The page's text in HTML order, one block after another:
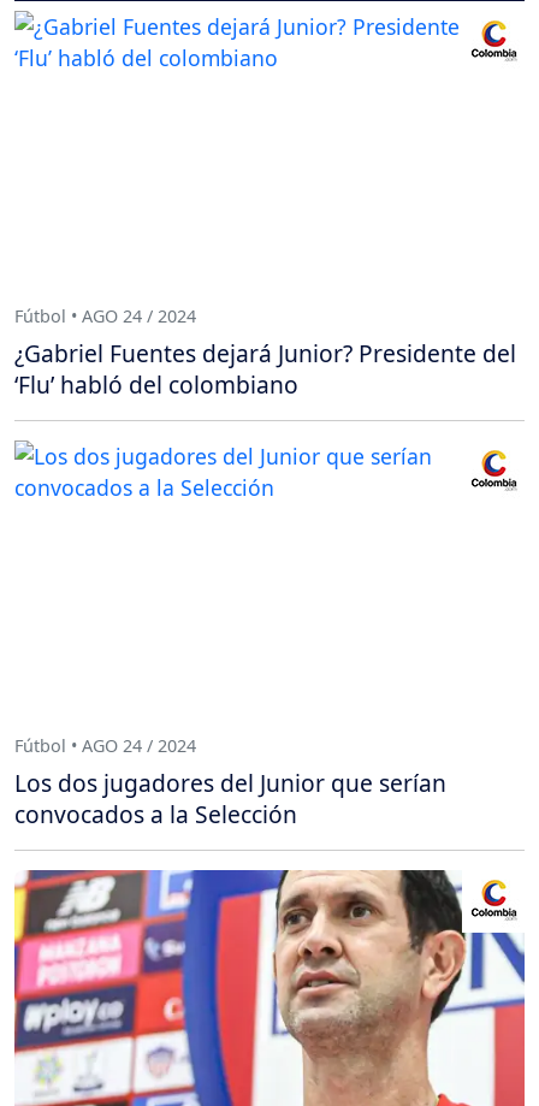
Fútbol • AGO 24 / 2024
¿Gabriel Fuentes dejará Junior? Presidente del
‘Flu’ habló del colombiano
Fútbol • AGO 24 / 2024
Los dos jugadores del Junior que serían
convocados a la Selección